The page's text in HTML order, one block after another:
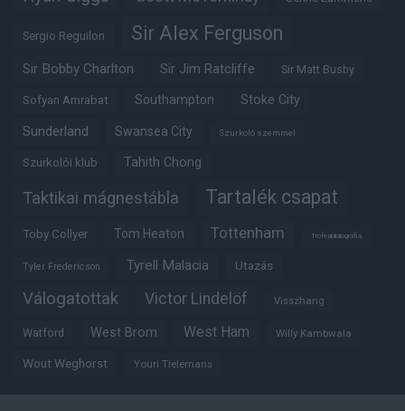
Sergio Reguilon Sir Alex Ferguson
Sir Bobby Charlton Sir Jim Ratcliffe Sir Matt Busby
Sofyan Amrabat Southampton Stoke City
Sunderland Swansea City Szurkoló szemmel
Szurkolói klub Tahith Chong
Taktikai mágnestábla Tartalék csapat
Toby Collyer Tom Heaton Tottenham Trófeabibliográfia
Tyler Fredericson Tyrell Malacia Utazás
Válogatottak Victor Lindelöf Visszhang
Watford West Brom West Ham Willy Kambwala
Wout Weghorst Youri Tielemans